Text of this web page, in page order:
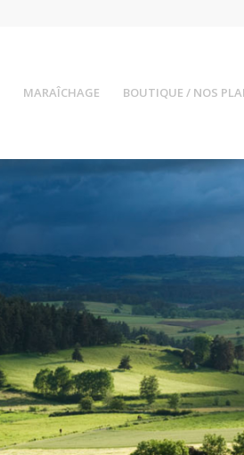
MARAÎCHAGE BOUTIQUE / NOS